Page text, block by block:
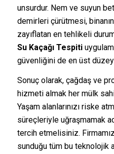
unsurdur. Nem ve suyun
demirleri çürütmesi,
zayıflatan en tehlikeli
Su Kaçağı Tespiti
güvenliğini de en üst
Sonuç olarak, çağdaş ve
hizmeti almak her mülk
Yaşam alanlarınızı riske
süreçleriyle uğraşmamak
tercih etmelisiniz.
sunduğu tüm bu teknolojik